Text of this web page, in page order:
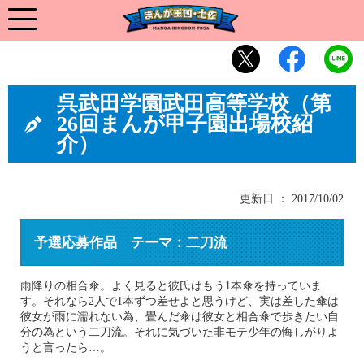
呉武田学園武田高等学校（第
26回まんが甲子園出場校紹
介）
更新日 ： 2017/10/02
予選応募作品 テーマ：二刀流
雨降りの相合傘。よく見ると彼氏はもう1本傘を持っていま
す。それなら2人で1本ずつ差せよと思うけど、実は差した傘は
彼女が雨に濡れない為、畳んだ傘は彼女と相合傘で歩きたい自
分の為という二刀流。それに気づいた非モテ少年の悔しがりよ
うと言ったら…。